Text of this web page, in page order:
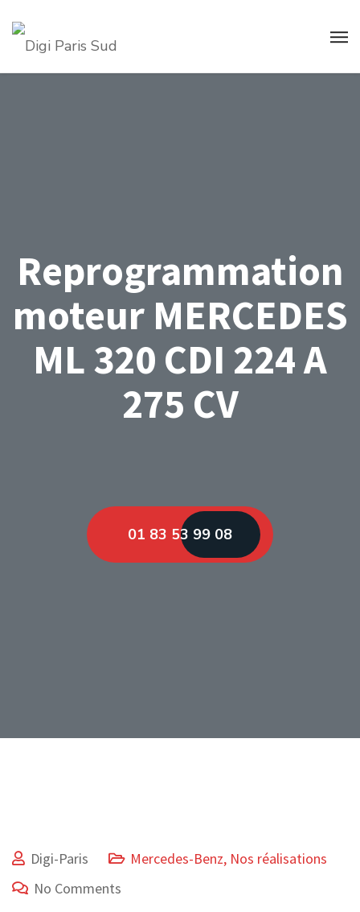
Reprogrammation
moteur MERCEDES
ML 320 CDI 224 A
275 CV
01 83 53 99 08
Digi-Paris Mercedes-Benz, Nos réalisations
No Comments